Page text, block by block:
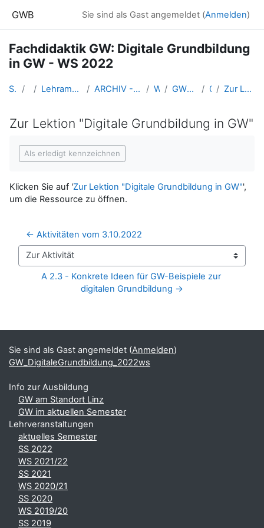
GWB Sie sind als Gast angemeldet (Anmelden)
Fachdidaktik GW: Digitale Grundbildung
in GW - WS 2022
Startseite Kurse Lehramtsausbildung GW im Cluster Österreich Mitte ARCHIV - Lehrveranstaltungen am Standort Linz - seit 2016 WS_2022/23 GW_DigitaleGrundbildung_2022ws 02-10.10. Zur Lektion "Digitale Grundbildung in GW"
Zur Lektion "Digitale Grundbildung in GW"
Als erledigt kennzeichnen
Klicken Sie auf 'Zur Lektion "Digitale Grundbildung in GW"',
um die Ressource zu öffnen.
← Aktivitäten vom 3.10.2022
Zur Aktivität
A 2.3 - Konkrete Ideen für GW-Beispiele zur
digitalen Grundbildung →
Ergänzungsblöcke
Sie sind als Gast angemeldet (Anmelden)
GW_DigitaleGrundbildung_2022ws
Info zur Ausbildung
GW am Standort Linz
GW im aktuellen Semester
Lehrveranstaltungen
aktuelles Semester
SS 2022
WS 2021/22
SS 2021
WS 2020/21
SS 2020
WS 2019/20
SS 2019